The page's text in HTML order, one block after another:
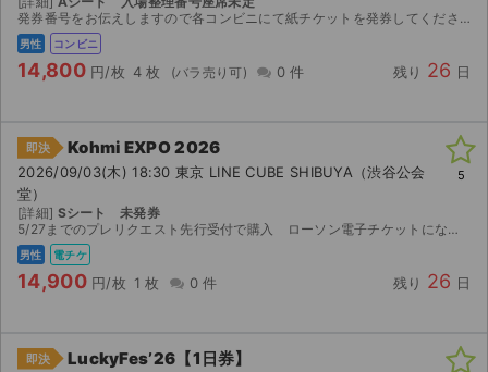
発券番号をお伝えしますので各コンビニにて紙チケットを発券してください。お座席は紙チケットを発券してみないと分かりませんのでご検討宜しくお願い致します。
男性 コンビニ
14,800 円/枚 4 枚 0 件 残り 26 日
即決 Kohmi EXPO 2026
2026/09/03(木) 18:30 東京 LINE CUBE SHIBUYA（渋谷公会
堂）
[詳細] Sシート 未発券
5/27までのプレリクエスト先行受付で購入 ローソン電子チケットになります。ローチケアプリで分配します。購入時、電話番号をお願いします。
男性 電チケ
14,900 円/枚 1 枚 0 件 残り 26 日
5
即決 LuckyFes’26【1日券】